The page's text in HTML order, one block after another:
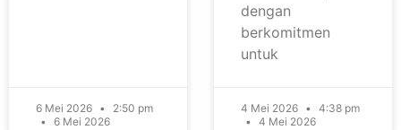
6 Mei 2026
2:50 pm
6 Mei 2026
dengan
berkomitmen
untuk
4 Mei 2026
4:38 pm
4 Mei 2026